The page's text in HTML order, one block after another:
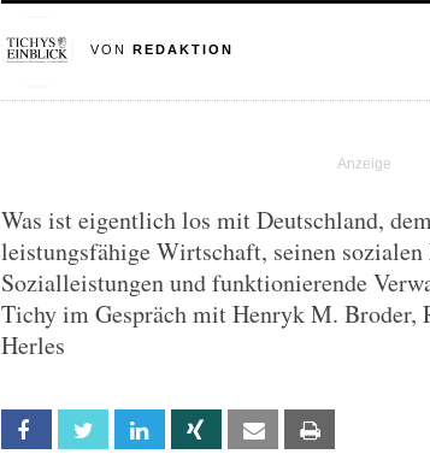
VON REDAKTION
Was ist eigentlich los mit Deutschland,
leistungsfähige Wirtschaft, seinen sozialen
Sozialleistungen und funktionierende
Tichy im Gespräch mit Henryk M. Broder,
Herles
Facebook Twitter Linkedin Xing Email